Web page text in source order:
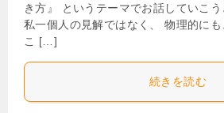
き方』 というテーマでお話していこ
私一個人の見解ではなく、 物理的に
こ […]
続きを読む